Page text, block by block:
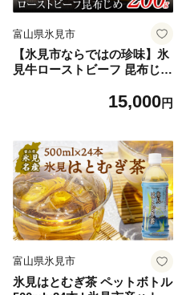
富山県氷見市
【氷見市ならではの珍味】氷
見牛ローストビーフ 昆布じめ
15,000円
富山県氷見市
氷見はとむぎ茶 ペットボトル